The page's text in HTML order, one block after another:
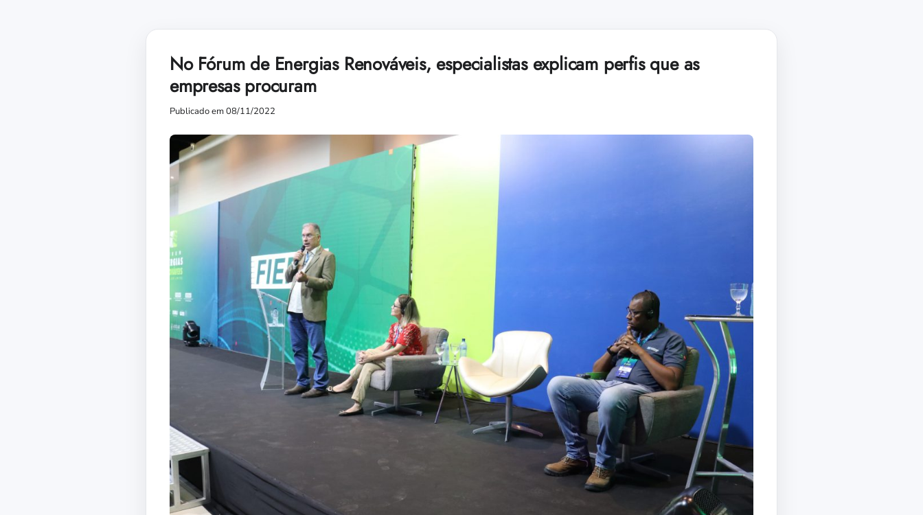
No Fórum de Energias Renováveis, especialistas explicam perfis que as
empresas procuram
Publicado em 08/11/2022